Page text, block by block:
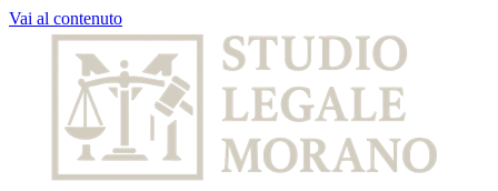
Vai al contenuto